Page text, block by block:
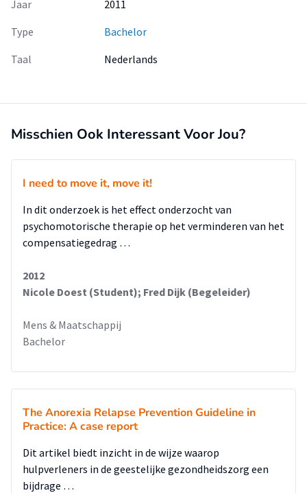
Jaar
2011
Type
Bachelor
Taal
Nederlands
Misschien Ook Interessant Voor Jou?
I need to move it, move it!
In dit onderzoek is het effect onderzocht van
psychomotorische therapie op het verminderen van het
compensatiegedrag …
2012
Nicole Doest (Student); Fred Dijk (Begeleider)
Mens & Maatschappij
Bachelor
The Anorexia Relapse Prevention Guideline in
Practice: A case report
Dit artikel biedt inzicht in de wijze waarop
hulpverleners in de geestelijke gezondheidszorg een
bijdrage …